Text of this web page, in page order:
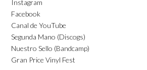
Instagram
Facebook
Canal de YouTube
Segunda Mano (Discogs)
Nuestro Sello (Bandcamp)
Gran Price Vinyl Fest